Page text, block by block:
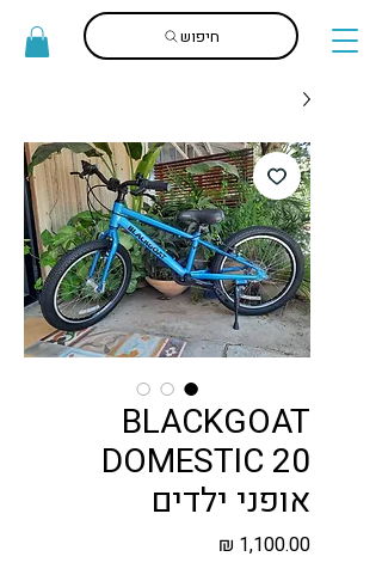
חיפוש
BLACKGOAT
DOMESTIC 20
אופני ילדים